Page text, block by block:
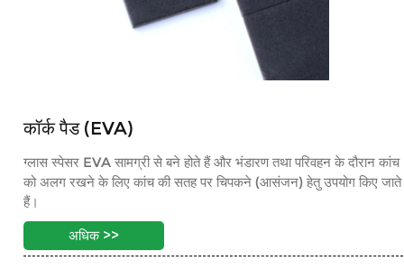
कॉर्क पैड (EVA)
ग्लास स्पेसर EVA सामग्री से बने होते हैं और भंडारण तथा परिवहन के दौरान कांच
को अलग रखने के लिए कांच की सतह पर चिपकने (आसंजन) हेतु उपयोग किए जाते
हैं।
अधिक >>